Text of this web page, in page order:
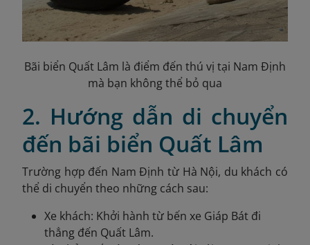
Bãi biển Quất Lâm là điểm đến thú vị tại Nam Định
mà bạn không thể bỏ qua
2. Hướng dẫn di chuyển
đến bãi biển Quất Lâm
Trường hợp đến Nam Định từ Hà Nội, du khách có
thể di chuyển theo những cách sau:
Xe khách: Khởi hành từ bến xe Giáp Bát đi
thẳng đến Quất Lâm.